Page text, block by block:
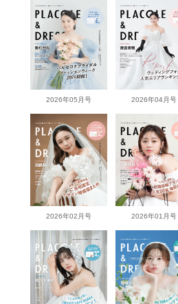
2026年05月号 2026年04月号
2026年02月号 2026年01月号